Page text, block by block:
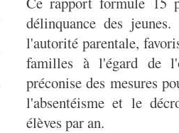
délinquance des
l'autorité parentale,
familles à l'égard de
préconise des mesures
l'absentéisme et le
élèves par an.